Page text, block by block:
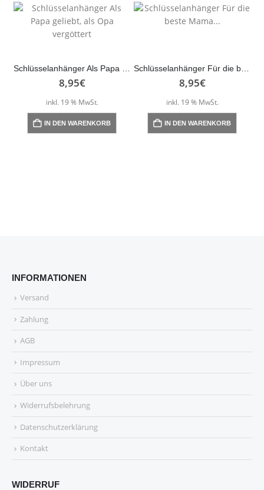
Schlüsselanhänger Als Papa geliebt, als Opa vergöttert
8,95€
inkl. 19 % MwSt.
IN DEN WARENKORB
Schlüsselanhänger Für die beste Mama…
8,95€
inkl. 19 % MwSt.
IN DEN WARENKORB
INFORMATIONEN
Versand
Zahlung
AGB
Impressum
Über uns
Widerrufsbelehrung
Datenschutzerklärung
Kontakt
WIDERRUF